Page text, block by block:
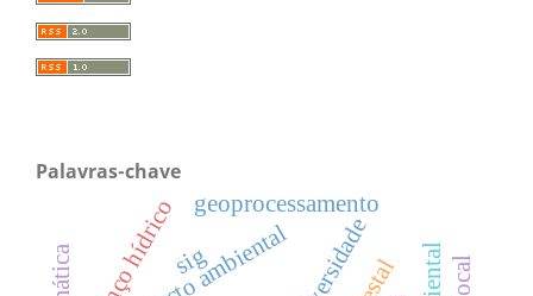
Palavras-chave
geoprocessamento
sig